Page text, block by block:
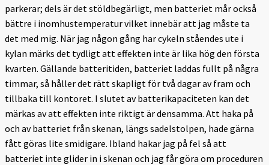
parkerar; dels är det stöldbegärligt, men batteriet mår också
bättre i inomhustemperatur vilket innebär att jag måste ta
det med mig. När jag någon gång har cykeln ståendes ute i
kylan märks det tydligt att effekten inte är lika hög den första
kvarten. Gällande batteritiden, batteriet laddas fullt på några
timmar, så håller det rätt skapligt för två dagar av fram och
tillbaka till kontoret. I slutet av batterikapaciteten kan det
märkas av att effekten inte riktigt är densamma. Att haka på
och av batteriet från skenan, längs sadelstolpen, hade gärna
fått göras lite smidigare. Ibland hakar jag på fel så att
batteriet inte glider in i skenan och jag får göra om proceduren